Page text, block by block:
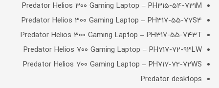
Predator Helios 300 Gaming Laptop – PH315-54-731M
Predator Helios 300 Gaming Laptop – PH317-55-77S4
Predator Helios 300 Gaming Laptop – PH317-55-743T
Predator Helios 700 Gaming Laptop – PH717-72-93LW
Predator Helios 700 Gaming Laptop – PH717-72-72WS
Predator desktops